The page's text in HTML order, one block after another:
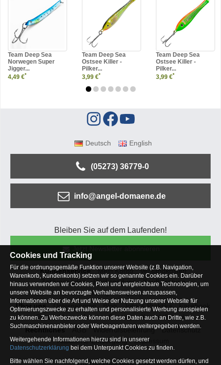
Team Deep Sea
Norwegen Super
Jigger...
4,49 €*
Team Deep Sea
Ostsee Killer -
Pilker...
3,99 €*
Team Deep Sea
Ostsee Killer -
Pilker...
3,99 €*
Deutsch English
(05273) 36779-0
info@angel-domaene.de
Bleiben Sie auf dem Laufenden!
Kundenservice Mein Konto
Versandkosten
Zahlungsarten
Rücksendung
Kaufberatung
Häufige Fragen
Über uns
Unternehmen Blog Jobs & Praktika
Facebook
Osterfeldsee
Archiv Sitemap
Kontaktformular
Rechtliches
AGB Widerrufsbelehrung
Datenschutz
Altbatterie-Entsorgung
Impressum
Cookies und Tracking
Für die ordnungsgemäße Funktion unserer Website (z.B. Navigation,
Warenkorb, Kundenkonto) setzen wir so genannte Cookies ein. Darüber
hinaus verwenden wir Cookies, Pixel und vergleichbare Technologien, um
unsere Website an bevorzugte Verhaltensweisen anzupassen,
Informationen über die Art und Weise der Nutzung unserer Website für
Optimierungszwecke zu erhalten und personalisierte Werbung ausspielen
zu können. Zu Werbezwecke können diese Daten auch an Dritte, wie z.B.
Suchmaschinenanbieter oder Werbeagenturen weitergegeben werden.
Weitergehende Informationen hierzu sind in unserer
Datenschutzerklärung bei dem Unterpunkt Cookies zu finden.
Bitte wählen Sie nachfolgend, welche Cookies gesetzt werden dürfen, und